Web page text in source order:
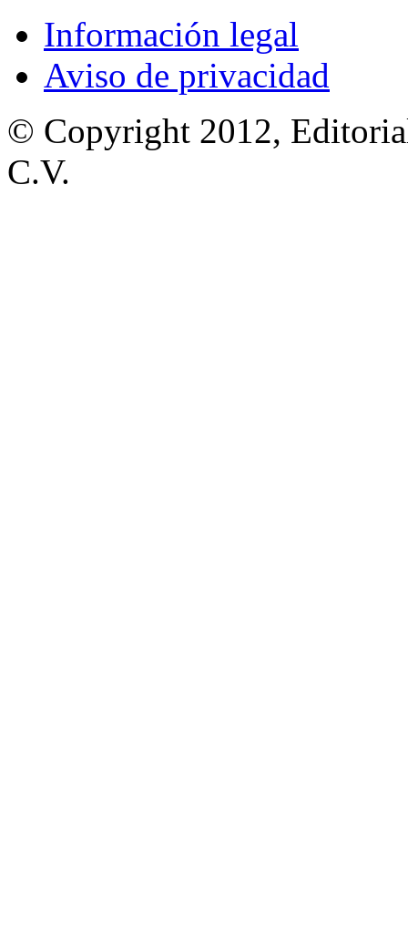
Información legal
Aviso de privacidad
© Copyright 2012,
C.V.